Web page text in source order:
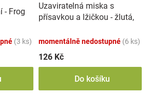
- Frog
(3 ks)
Uzaviratelná miska s
přísavkou a lžičkou - žlutá,
momentálně nedostupné (6 ks)
126 Kč
Do košíku